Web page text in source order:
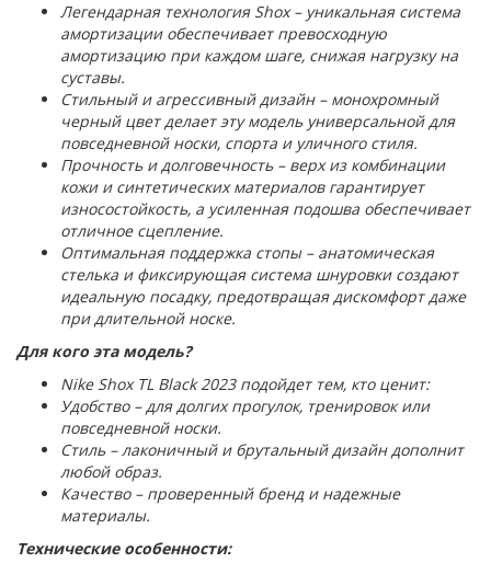
Легендарная технология Shox – уникальная система
амортизации обеспечивает превосходную
амортизацию при каждом шаге, снижая нагрузку на
суставы.
Стильный и агрессивный дизайн – монохромный
черный цвет делает эту модель универсальной для
повседневной носки, спорта и уличного стиля.
Прочность и долговечность – верх из комбинации
кожи и синтетических материалов гарантирует
износостойкость, а усиленная подошва обеспечивает
отличное сцепление.
Оптимальная поддержка стопы – анатомическая
стелька и фиксирующая система шнуровки создают
идеальную посадку, предотвращая дискомфорт даже
при длительной носке.
Для кого эта модель?
Nike Shox TL Black 2023 подойдет тем, кто ценит:
Удобство – для долгих прогулок, тренировок или
повседневной носки.
Стиль – лаконичный и брутальный дизайн дополнит
любой образ.
Качество – проверенный бренд и надежные
материалы.
Технические особенности: